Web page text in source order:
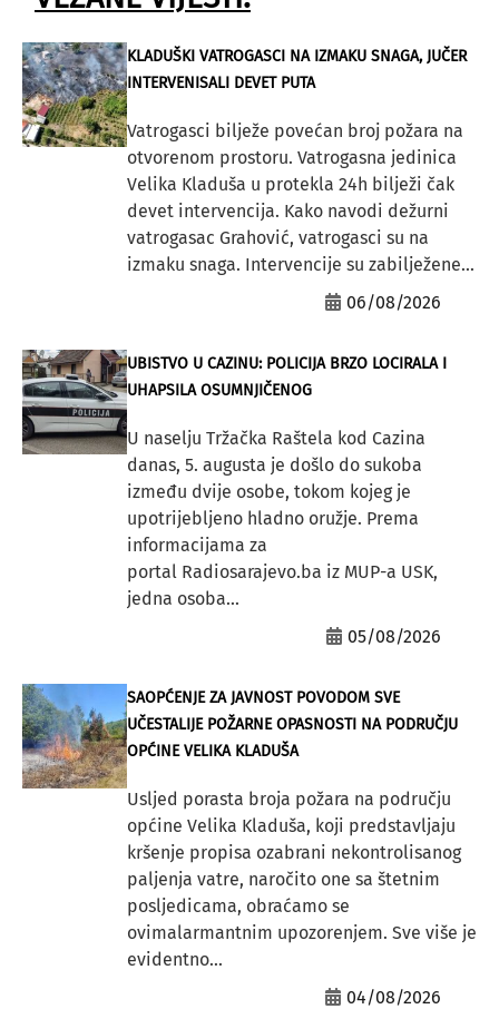
KLADUŠKI VATROGASCI NA IZMAKU SNAGA, JUČER
INTERVENISALI DEVET PUTA
Vatrogasci bilježe povećan broj požara na
otvorenom prostoru. Vatrogasna jedinica
Velika Kladuša u protekla 24h bilježi čak
devet intervencija. Kako navodi dežurni
vatrogasac Grahović, vatrogasci su na
izmaku snaga. Intervencije su zabilježene...
06/08/2026
UBISTVO U CAZINU: POLICIJA BRZO LOCIRALA I
UHAPSILA OSUMNJIČENOG
U naselju Tržačka Raštela kod Cazina
danas, 5. augusta je došlo do sukoba
između dvije osobe, tokom kojeg je
upotrijebljeno hladno oružje. Prema
informacijama za
portal Radiosarajevo.ba iz MUP-a USK,
jedna osoba...
05/08/2026
SAOPĆENJE ZA JAVNOST POVODOM SVE
UČESTALIJE POŽARNE OPASNOSTI NA PODRUČJU
OPĆINE VELIKA KLADUŠA
Usljed porasta broja požara na području
općine Velika Kladuša, koji predstavljaju
kršenje propisa ozabrani nekontrolisanog
paljenja vatre, naročito one sa štetnim
posljedicama, obraćamo se
ovimalarmantnim upozorenjem. Sve više je
evidentno...
04/08/2026